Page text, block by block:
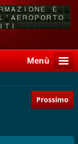
Menù
Prossimo